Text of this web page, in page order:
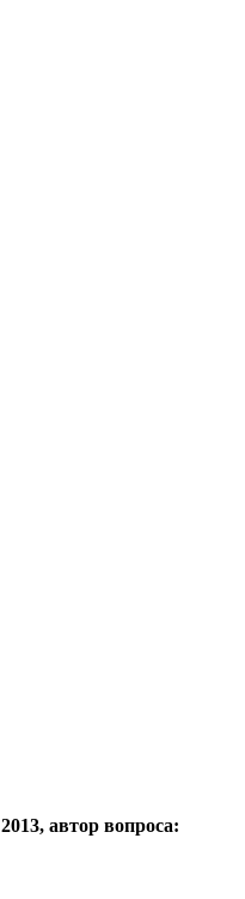
автор вопроса: